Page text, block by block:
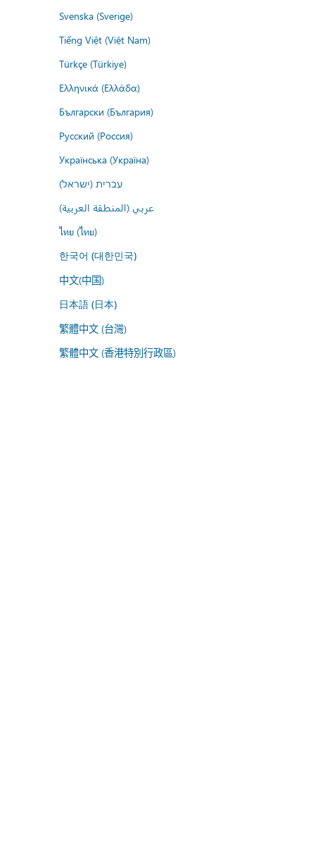
Svenska (Sverige)
Tiếng Việt (Việt Nam)
Türkçe (Türkiye)
Ελληνικά (Ελλάδα)
Български (България)
Русский (Россия)
Українська (Україна)
עברית (ישראל)
عربي (المنطقة العربية)
ไทย (ไทย)
한국어 (대한민국)
中文(中国)
日本語 (日本)
繁體中文 (台灣)
繁體中文 (香港特別行政區)